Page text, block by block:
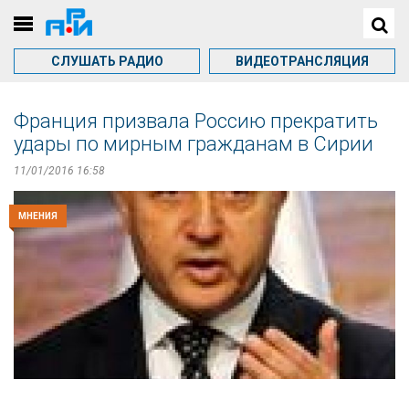
СЛУШАТЬ РАДИО ВИДЕОТРАНСЛЯЦИЯ
Франция призвала Россию прекратить
удары по мирным гражданам в Сирии
11/01/2016 16:58
МНЕНИЯ